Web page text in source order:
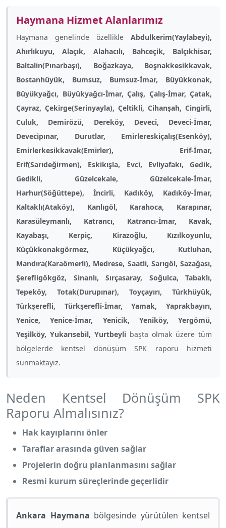
Haymana Hizmet Alanlarımız
Haymana genelinde özellikle Abdulkerim(Yaylabeyi),
Ahırlıkuyu, Alaçık, Alahacılı, Bahceçik, Balçıkhisar,
Baltalin(Pınarbaşı), Boğazkaya, Boşnakkesikkavak,
Bostanhüyük, Bumsuz, Bumsuz-İmar, Büyükkonak,
Büyükyağcı, Büyükyağcı-İmar, Çalış, Çalış-İmar, Çatak,
Çayraz, Çekirge(Serinyayla), Çeltikli, Cihanşah, Cingirli,
Culuk, Demirözü, Dereköy, Deveci, Deveci-İmar,
Devecipınar, Durutlar, Emirlereskiçalış(Esenköy),
Emirlerkesikkavak(Emirler), Erif-İmar,
Erif(Sarıdeğirmen), Eskikışla, Evci, Evliyafakı, Gedik,
Gedikli, Güzelcekale, Güzelcekale-İmar,
Harhur(Söğüttepe), İncirli, Kadıköy, Kadıköy-İmar,
Kaltaklı(Ataköy), Kanlıgöl, Karahoca, Karapınar,
Karasüleymanlı, Katrancı, Katrancı-İmar, Kavak,
Kayabaşı, Kerpiç, Kirazoğlu, Kızılkoyunlu,
Küçükkonakgörmez, Küçükyağcı, Kutluhan,
Mandıra(Karaömerli), Medrese, Saatli, Sarıgöl, Sazağası,
Şerefligökgöz, Sinanlı, Sırçasaray, Soğulca, Tabaklı,
Tepeköy, Totak(Durupınar), Toyçayırı, Türkhüyük,
Türkşerefli, Türkşerefli-İmar, Yamak, Yaprakbayırı,
Yenice, Yenice-İmar, Yenicik, Yeniköy, Yergömü,
Yeşilköy, Yukarısebil, Yurtbeyli başta olmak üzere tüm
bölgelerde kentsel dönüşüm SPK raporu hizmeti
sunmaktayız.
Neden Kentsel Dönüşüm SPK
Raporu Almalısınız?
Hak kayıplarını önler
Taraflar arasında güven sağlar
Projelerin doğru planlanmasını sağlar
Resmi kurum süreçlerinde geçerlidir
Ankara Haymana bölgesinde yürütülen kentsel